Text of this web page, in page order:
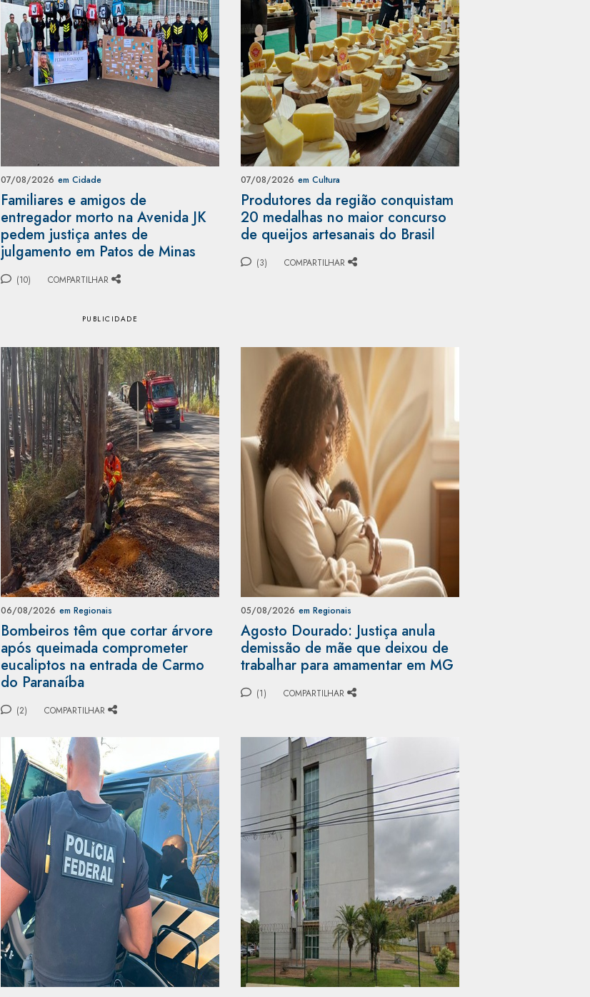
07/08/2026 em Cidade
Familiares e amigos de
entregador morto na Avenida JK
pedem justiça antes de
julgamento em Patos de Minas
(10) COMPARTILHAR
07/08/2026 em Cultura
Produtores da região conquistam
20 medalhas no maior concurso
de queijos artesanais do Brasil
(3) COMPARTILHAR
06/08/2026 em Regionais
Bombeiros têm que cortar árvore
após queimada comprometer
eucaliptos na entrada de Carmo
do Paranaíba
(2) COMPARTILHAR
05/08/2026 em Regionais
Agosto Dourado: Justiça anula
demissão de mãe que deixou de
trabalhar para amamentar em MG
(1) COMPARTILHAR